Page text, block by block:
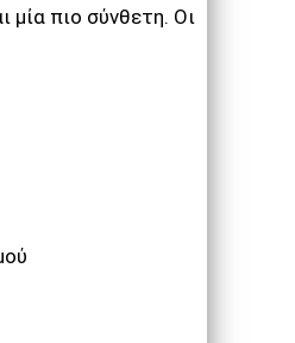
μία πιο σύνθετη. Οι